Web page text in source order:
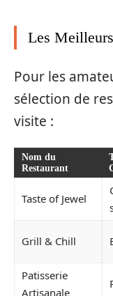
Les
Pour les
sélection de
visite :
Nom du
Restaurant
Taste of Jewel
Grill & Chill
Patisserie
Artisanale